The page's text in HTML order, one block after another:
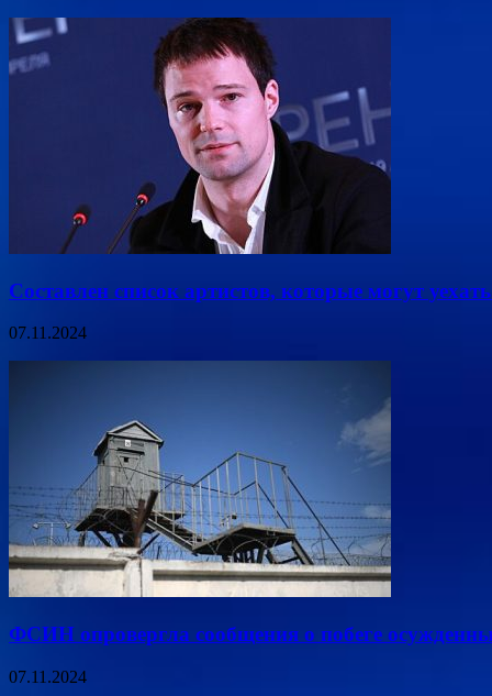
Составлен список артистов, которые могут
07.11.2024
ФСИН опровергла сообщения о побеге
07.11.2024